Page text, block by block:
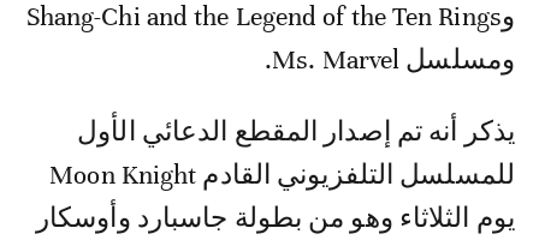
وShang-Chi and the Legend of the Ten Rings
ومسلسل Ms. Marvel.
يذكر أنه تم إصدار المقطع الدعائي الأول
للمسلسل التلفزيوني القادم Moon Knight
يوم الثلاثاء وهو من بطولة جاسبارد وأوسكار